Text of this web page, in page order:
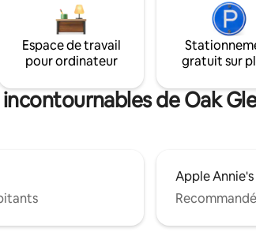
Espace de travail
pour ordinateur
gratuit sur
de Oak
Apple Annie's